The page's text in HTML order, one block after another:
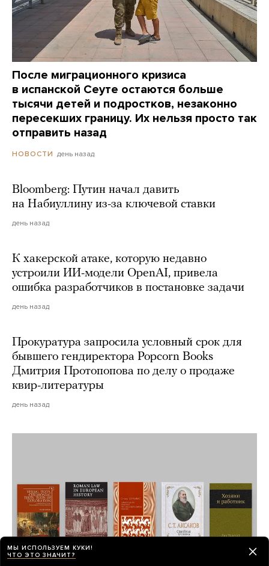
После миграционного кризиса
в испанской Сеуте остаются больше
тысячи детей и подростков, незаконно
пересекших границу. Их нельзя просто так
отправить назад
НОВОСТИ день назад
Bloomberg: Путин начал давить
на Набиуллину из-за ключевой ставки
день назад
К хакерской атаке, которую недавно
устроили ИИ-модели OpenAI, привела
ошибка разработчиков в постановке задачи
день назад
Прокуратура запросила условный срок для
бывшего гендиректора Popcorn Books
Дмитрия Протопопова по делу о продаже
квир-литературы
день назад
МЫ ИСПОЛЬЗУЕМ КУКИ!
ЧТО ЭТО ЗНАЧИТ?